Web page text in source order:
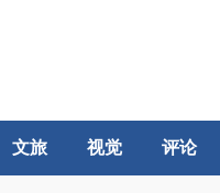
文旅 视觉 评论